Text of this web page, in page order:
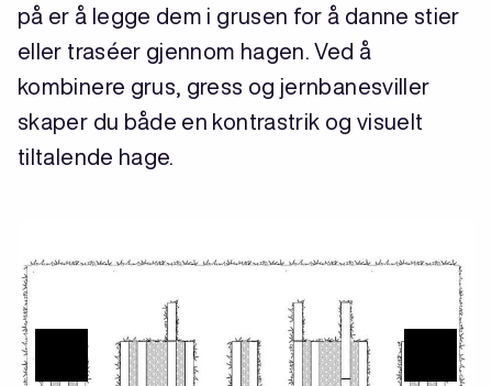
på er å legge dem i grusen for å danne stier
eller traséer gjennom hagen. Ved å
kombinere grus, gress og jernbanesviller
skaper du både en kontrastrik og visuelt
tiltalende hage.